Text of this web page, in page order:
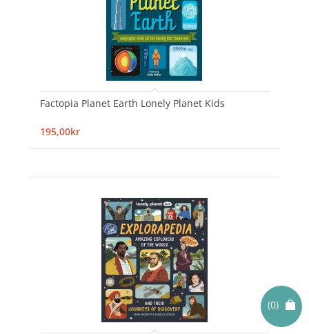
(0)
Factopia Planet Earth Lonely Planet Kids
195,00kr